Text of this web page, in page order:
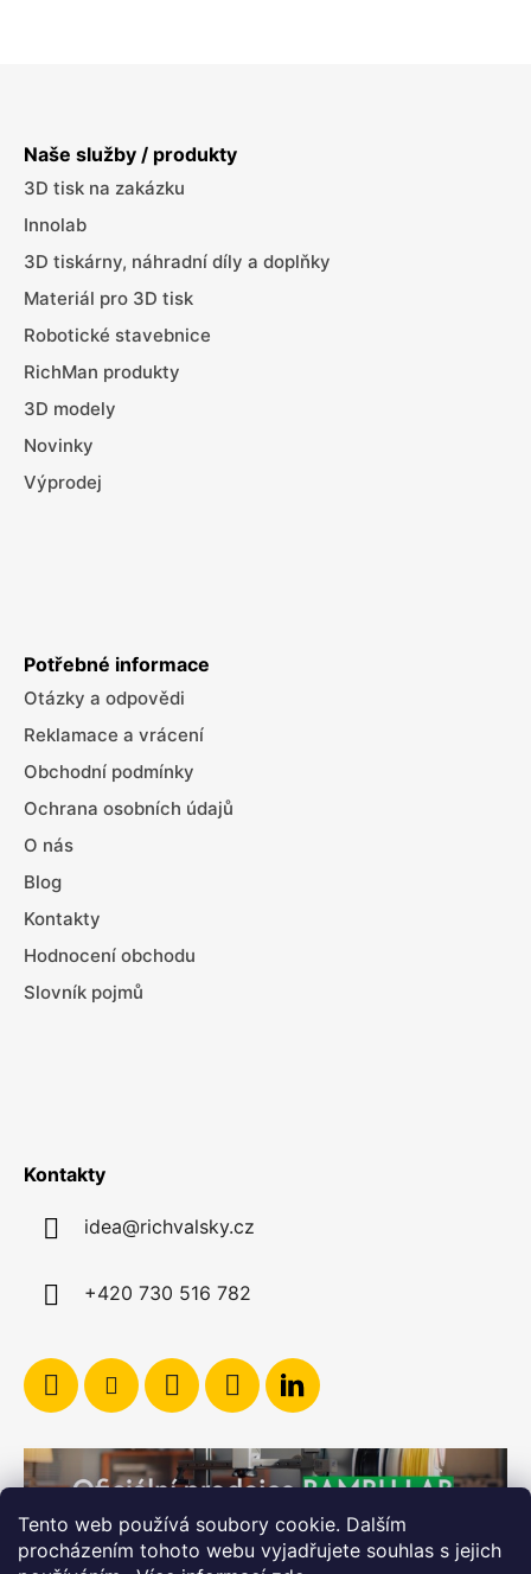
Tento web používá soubory cookie. Dalším
procházením tohoto webu vyjadřujete souhlas s jejich
Naše služby / produkty
3D tisk na zakázku
Innolab
3D tiskárny, náhradní díly a doplňky
Materiál pro 3D tisk
Robotické stavebnice
RichMan produkty
3D modely
Novinky
Výprodej
Potřebné informace
Otázky a odpovědi
Reklamace a vrácení
Obchodní podmínky
Ochrana osobních údajů
O nás
Blog
Kontakty
Hodnocení obchodu
Slovník pojmů
Kontakty
idea@richvalsky.cz
+420 730 516 782